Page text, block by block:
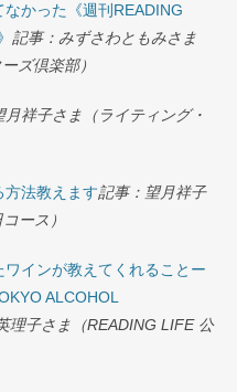
かった《週刊READING
記事：みずさわともみさま
ズ倶楽部）
月祥子さま（ライティング・
方法教えます記事：望月祥子
ース）
インが教えてくれることー
ALCOHOL
理子さま（READING LIFE 公